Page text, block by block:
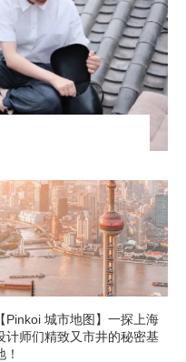
【Pinkoi 城市地图】一探上海
计师们精致又市井的秘密基
！